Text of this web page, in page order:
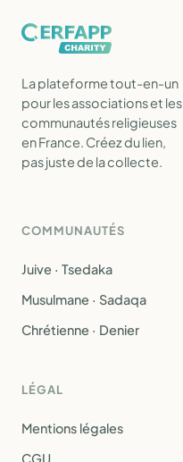
La plateforme tout-en-un
pour les associations et les
communautés religieuses
en France. Créez du lien,
pas juste de la collecte.
COMMUNAUTÉS
Juive · Tsedaka
Musulmane · Sadaqa
Chrétienne · Denier
LÉGAL
Mentions légales
CGU